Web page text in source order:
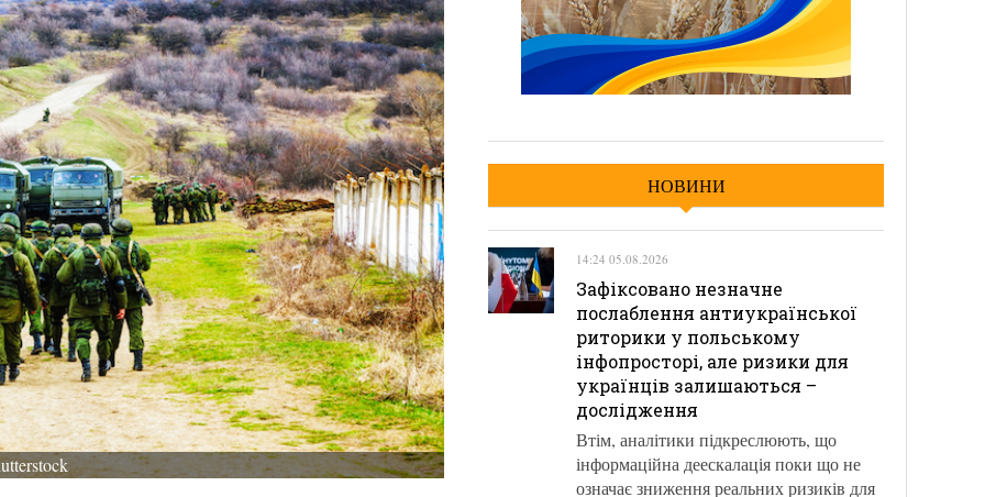
НОВИНИ
14:24 05.08.2026
Зафіксовано незначне
послаблення антиукраїнської
риторики у польському
інфопросторі, але ризики для
українців залишаються –
дослідження
Втім, аналітики підкреслюють, що
інформаційна деескалація поки що не
означає зниження реальних ризиків для